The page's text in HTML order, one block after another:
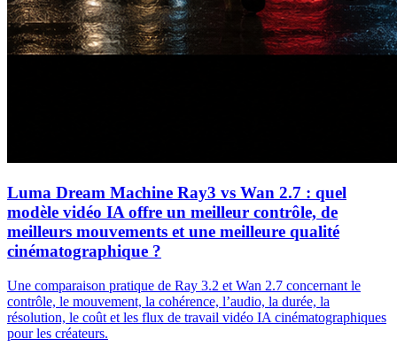
Luma Dream Machine Ray3 vs Wan 2.7 : quel
modèle vidéo IA offre un meilleur contrôle, de
meilleurs mouvements et une meilleure qualité
cinématographique ?
Une comparaison pratique de Ray 3.2 et Wan 2.7 concernant le
contrôle, le mouvement, la cohérence, l’audio, la durée, la
résolution, le coût et les flux de travail vidéo IA cinématographiques
pour les créateurs.